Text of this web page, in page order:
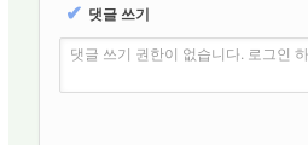
✔ 댓글 쓰기
댓글 쓰기 권한이 없습니다. 로그인